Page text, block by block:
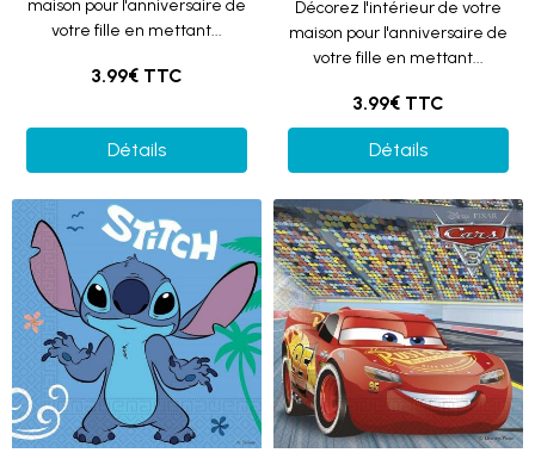
maison pour l'anniversaire de
votre fille en mettant...
3.99€ TTC
Détails
Décorez l'intérieur de votre
maison pour l'anniversaire de
votre fille en mettant...
3.99€ TTC
Détails